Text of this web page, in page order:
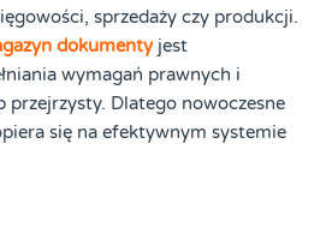
sprzedaży czy produkcji.
dokumentyjest
wymagań prawnych i
przejrzysty. Dlatego nowoczesne
się na efektywnym systemie